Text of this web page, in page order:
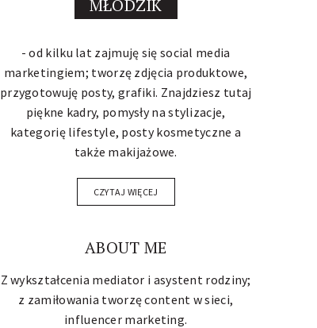
MŁODZIK
- od kilku lat zajmuję się social media
marketingiem; tworzę zdjęcia produktowe,
przygotowuję posty, grafiki. Znajdziesz tutaj
piękne kadry, pomysły na stylizacje,
kategorię lifestyle, posty kosmetyczne a
także makijażowe.
CZYTAJ WIĘCEJ
ABOUT ME
Z wykształcenia mediator i asystent rodziny;
z zamiłowania tworzę content w sieci,
influencer marketing.